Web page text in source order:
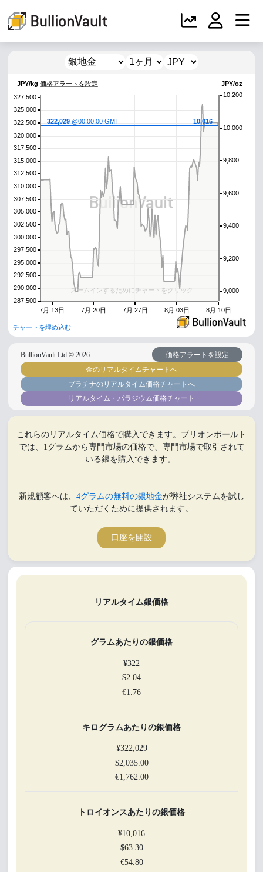
JPY/kg 価格アラートを設定 JPY/oz
322,029 @00:00:00 GMT 10,016
ズームインするためにチャートをクリック
7月 13日 7月 20日 7月 27日 8月 03日 8月 10日
287,500
290,000
292,500
295,000
297,500
300,000
302,500
305,000
307,500
310,000
312,500
315,000
317,500
320,000
322,500
325,000
327,500
9,000
9,200
9,400
9,600
9,800
10,000
10,200
チャートを埋め込む
BullionVault Ltd © 2026
価格アラートを設定
金のリアルタイムチャートへ
プラチナのリアルタイム価格チャートへ
リアルタイム・パラジウム価格チャート
これらのリアルタイム価格で購入できます。ブリオンボールト
では、1グラムから専門市場の価格で、専門市場で取引されて
いる銀を購入できます。
新規顧客へは、 4グラムの無料の銀地金が弊社システムを試し
ていただくために提供されます。
口座を開設
リアルタイム銀価格
グラムあたりの銀価格
¥322
$2.04
€1.76
キログラムあたりの銀価格
¥322,029
$2,035.00
€1,762.00
トロイオンスあたりの銀価格
¥10,016
$63.30
€54.80